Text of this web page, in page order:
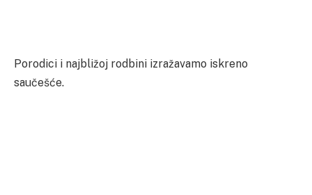
Porodici i najbližoj rodbini izražavamo iskreno
saučešće.